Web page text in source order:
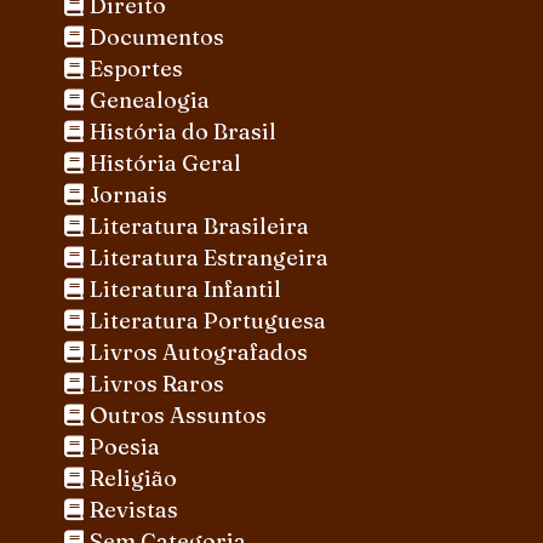
Documentos
Esportes
Genealogia
História do Brasil
História Geral
Jornais
Literatura Brasileira
Literatura Estrangeira
Literatura Infantil
Literatura Portuguesa
Livros Autografados
Livros Raros
Outros Assuntos
Poesia
Religião
Revistas